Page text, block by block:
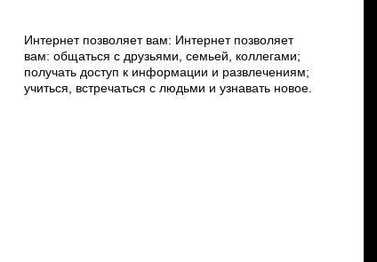
Интернет позволяет вам: Интернет позволяет
вам: общаться с друзьями, семьей, коллегами;
получать доступ к информации и развлечениям;
учиться, встречаться с людьми и узнавать новое.